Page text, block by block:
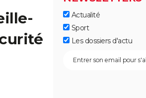
Actualité
Sport
Les dossiers d'actu